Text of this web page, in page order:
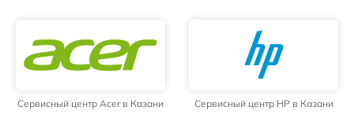
Сервисный центр Acer в Казани Сервисный центр HP в Казани